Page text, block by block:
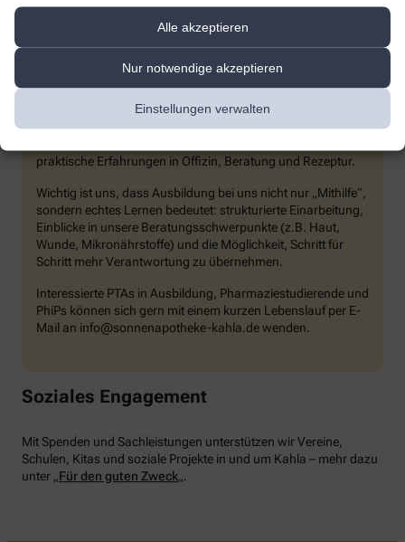
Alle akzeptieren
Nur notwendige akzeptieren
Einstellungen verwalten
Ausbildung in der Sonnen-Apotheke
Wir geben unser Wissen gern weiter und begleiten seit vielen
Jahren angehende Kolleg:innen in ihrer Ausbildung. In der
Sonnen-Apotheke Kahla sammeln PTAs im Praktikum,
praktische Erfahrungen in Offizin, Beratung und Rezeptur.
Wichtig ist uns, dass Ausbildung bei uns nicht nur „Mithilfe“,
sondern echtes Lernen bedeutet: strukturierte Einarbeitung,
Einblicke in unsere Beratungsschwerpunkte (z.B. Haut,
Wunde, Mikronährstoffe) und die Möglichkeit, Schritt für
Schritt mehr Verantwortung zu übernehmen.
Interessierte PTAs in Ausbildung, Pharmaziestudierende und
PhiPs können sich gern mit einem kurzen Lebenslauf per E-
Mail an info@sonnenapotheke-kahla.de wenden.
Soziales Engagement
Mit Spenden und Sachleistungen unterstützen wir Vereine,
Schulen, Kitas und soziale Projekte in und um Kahla – mehr dazu
unter „Für den guten Zweck„.